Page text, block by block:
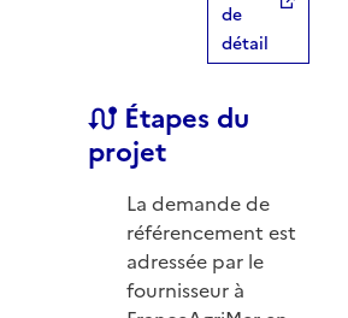
de
détail
Étapes du
projet
La demande de
référencement est
adressée par le
fournisseur à